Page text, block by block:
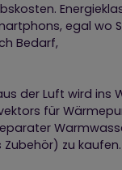
egal wo
Bedarf,
aus der Luft wird
für
Zubehör) zu kaufen.